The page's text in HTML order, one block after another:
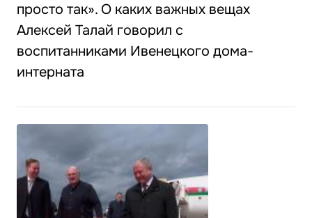
просто так». О каких важных вещах
Алексей Талай говорил с
воспитанниками Ивенецкого дома-
интерната